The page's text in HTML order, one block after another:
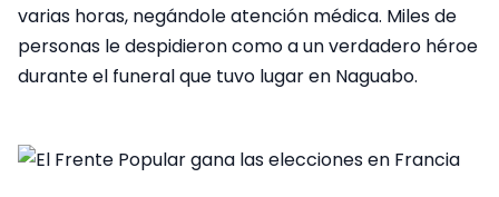
varias horas, negándole atención médica. Miles de
personas le despidieron como a un verdadero héroe
durante el funeral que tuvo lugar en Naguabo.